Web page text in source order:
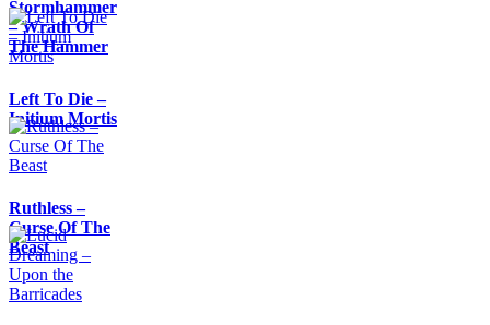
Stormhammer
– Wrath Of
The Hammer
Left To Die –
Initium Mortis
Ruthless –
Curse Of The
Beast